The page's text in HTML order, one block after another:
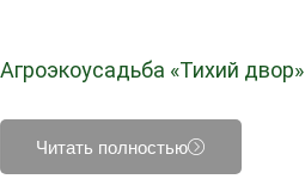
Агроэкоусадьба «Тихий двор»
Читать полностью